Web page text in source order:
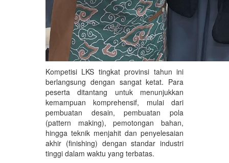
Kompetisi LKS tingkat provinsi tahun ini
berlangsung dengan sangat ketat. Para
peserta ditantang untuk menunjukkan
kemampuan komprehensif, mulai dari
pembuatan desain, pembuatan pola
(pattern making), pemotongan bahan,
hingga teknik menjahit dan penyelesaian
akhir (finishing) dengan standar industri
tinggi dalam waktu yang terbatas.